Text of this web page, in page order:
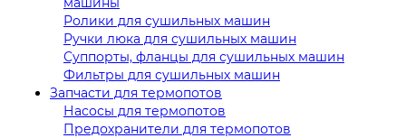
Ролики для сушильных машин
Ручки люка для сушильных машин
Суппорты, фланцы для сушильных машин
Фильтры для сушильных машин
Запчасти для термопотов
Насосы для термопотов
Предохранители для термопотов